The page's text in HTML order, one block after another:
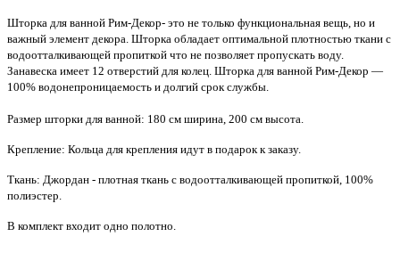
Шторка для ванной Рим-Декор- это не только функциональная вещь, но и
важный элемент декора. Шторка обладает оптимальной плотностью ткани с
водоотталкивающей пропиткой что не позволяет пропускать воду.
Занавеска имеет 12 отверстий для колец. Шторка для ванной Рим-Декор —
100% водонепроницаемость и долгий срок службы.
Размер шторки для ванной: 180 см ширина, 200 см высота.
Крепление: Кольца для крепления идут в подарок к заказу.
Ткань: Джордан - плотная ткань с водоотталкивающей пропиткой, 100%
полиэстер.
В комплект входит одно полотно.